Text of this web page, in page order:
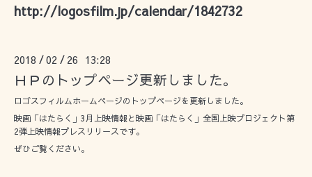
http://logosfilm.jp/calendar/1842732
2018 /02 / 26 13:28
ＨＰのトップページ更新しました。
ロゴスフィルムホームページのトップページを更新しました。
映画「はたらく」3月上映情報と映画「はたらく」全国上映プロジェクト第
2弾上映情報プレスリリースです。
ぜひご覧ください。